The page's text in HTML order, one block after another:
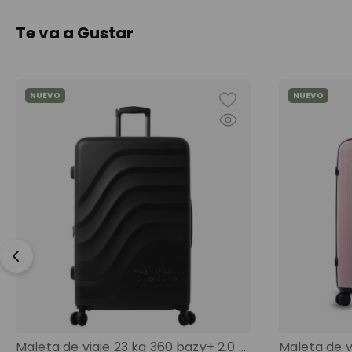
Te va a Gustar
Maleta de viaje 23 kg 360 bazy+ 2.0 bodega negro color: negro
NUEVO NUEVO